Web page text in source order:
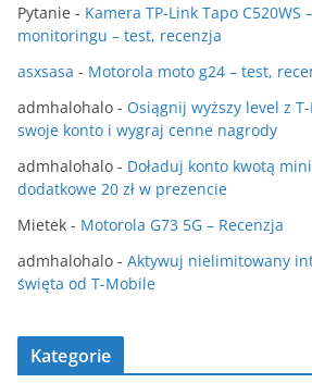
Pytanie - Kamera TP-Link Tapo C520WS
monitoringu – test, recenzja
asxsasa - Motorola moto g24 – test,
admhalohalo - Osiągnij wyższy level z
swoje konto i wygraj cenne nagrody
admhalohalo - Doładuj konto kwotą
dodatkowe 20 zł w prezencie
Mietek - Motorola G73 5G – Recenzja
admhalohalo - Aktywuj nielimitowany
święta od T-Mobile
Kategorie